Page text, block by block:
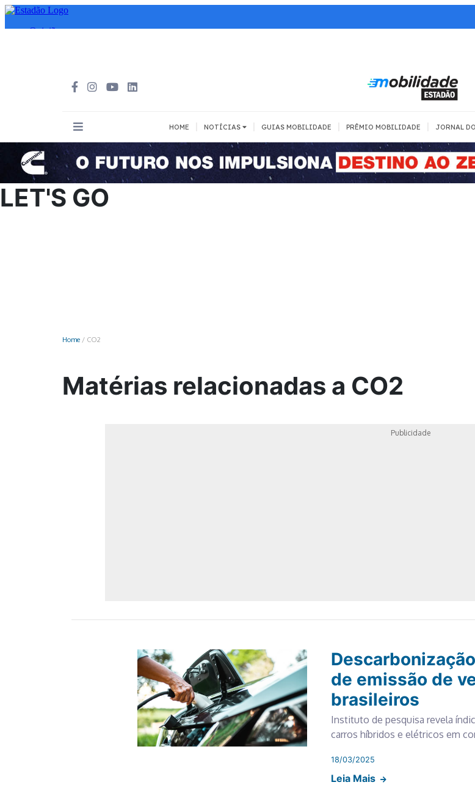
HOME NOTÍCIAS
INOVAÇÃO
Todos
MEIOS DE TRANSPORTE
Todos
MOBILIDADE COM
SEGURANÇA
GUIAS MOBILIDADE PRÊMIO MOBILIDADE JORNAL
LET'S GO
Home / CO2
Matérias relacionadas a CO2
Publicidade
de emissão de
brasileiros
Instituto de pesquisa revela
carros híbridos e elétricos em
18/03/2025
Leia Mais